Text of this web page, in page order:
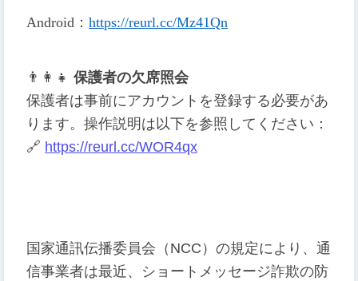
Android ： https://reurl.cc/Mz41Qn
👨 👩 👧 保護者の欠席照会
保護者は事前にアカウントを登録する必要があ
ります。操作説明は以下を参照してください：
🔗 https://reurl.cc/WOR4qx
国家通訊伝播委員会（NCC）の規定により、通
信事業者は最近、ショートメッセージ詐欺の防